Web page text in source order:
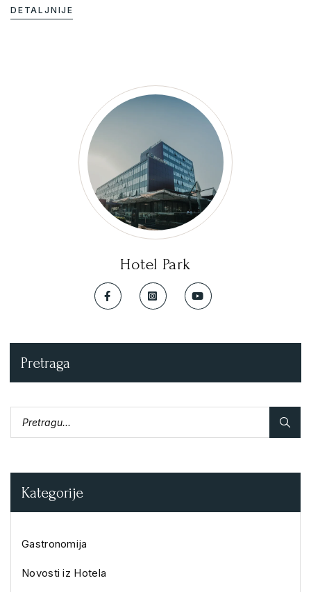
DETALJNIJE
Hotel Park
Pretraga
Kategorije
Gastronomija
Novosti iz Hotela